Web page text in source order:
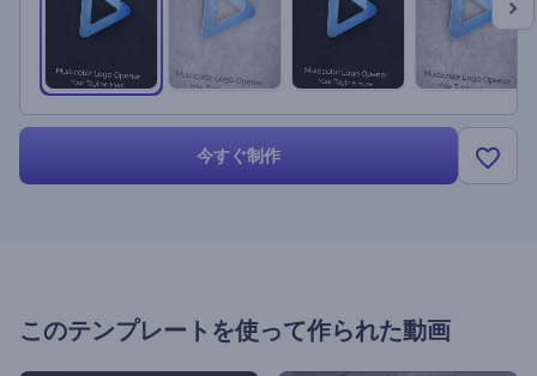
今すぐ制作
このテンプレートを使って作られた動画